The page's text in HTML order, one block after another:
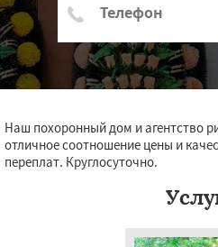
Наш похоронный дом и агентство
отличное соотношение цены и
переплат. Круглосуточно.